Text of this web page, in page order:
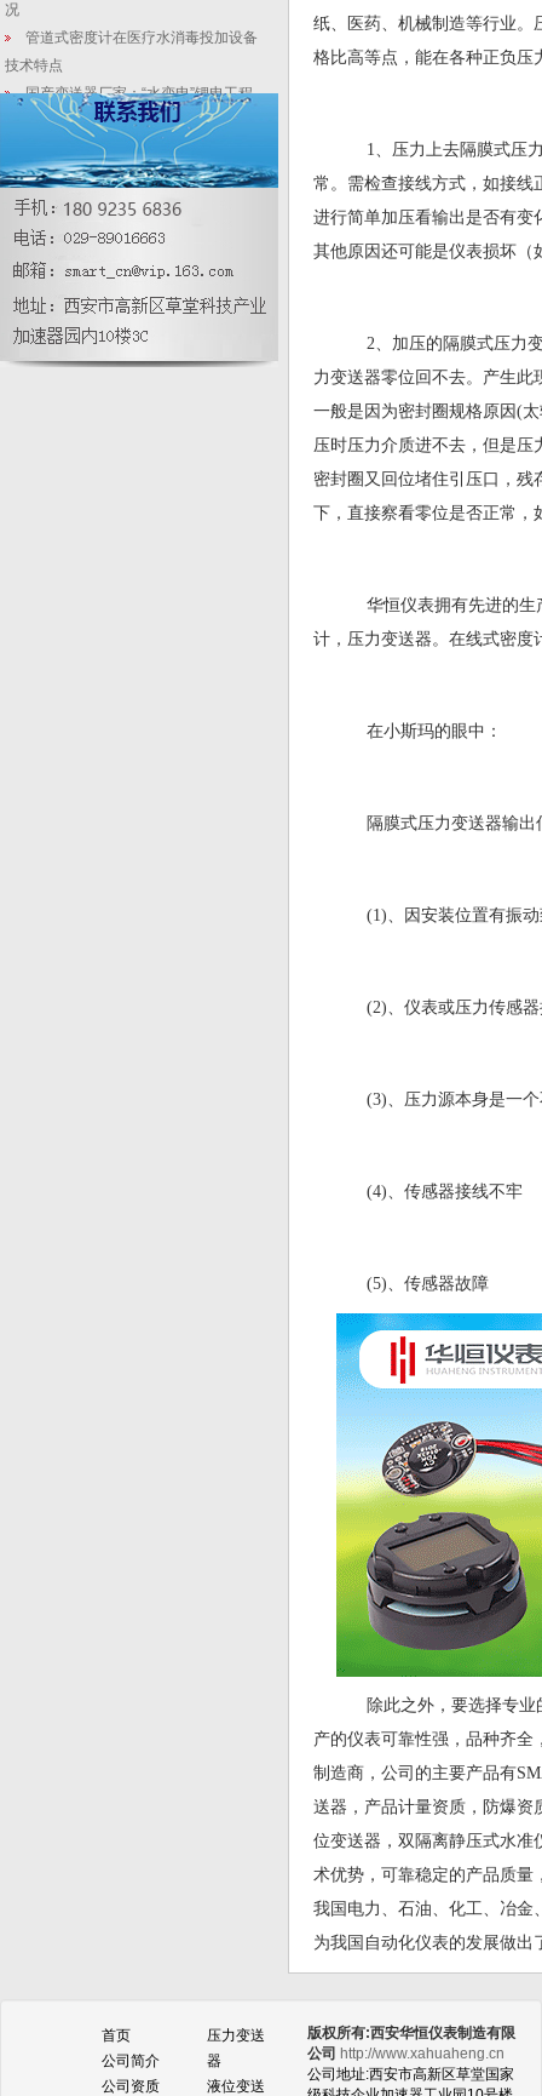
况
管道式密度计在医疗水消毒投加设备
技术特点
国产变送器厂家：“水变电”锂电工程
应用那些事！
2088扩散硅压力变送器_2088扩散硅
压力变送器价格
差压变送器在发电机集电环上的应用
九门发文推进！国产压力变送器助力
农村生活污水乱象强力整治风暴
厂家|选型|规格
纸、医药、机械制造等行业。
格比高等点，能在各种正负
1、压力上去隔膜式压
常。需检查接线方式，如接线
进行简单加压看输出是否有变
其他原因还可能是仪表损坏（
2、加压的隔膜式压力
力变送器零位回不去。产生
一般是因为密封圈规格原因(
压时压力介质进不去，但是
密封圈又回位堵住引压口，
下，直接察看零位是否正常，
华恒仪表拥有先进的生
计，压力变送器。在线式密度
在小斯玛的眼中：
隔膜式压力变送器输出
(1)、因安装位置有振动
(2)、仪表或压力传感器
(3)、压力源本身是一个
(4)、传感器接线不牢
(5)、传感器故障
除此之外，要选择专业
产的仪表可靠性强，品种齐
制造商，公司的主要产品有
送器，产品计量资质，防爆资
位变送器，双隔离静压式水准
术优势，可靠稳定的产品质量
我国电力、石油、化工、冶金
为我国自动化仪表的发展做出
首页
公司简介
公司资质
压力变送
器
液位变送
版权所有:西安华恒仪表制造有限
公司 http://www.xahuaheng.cn
公司地址:西安市高新区草堂国家